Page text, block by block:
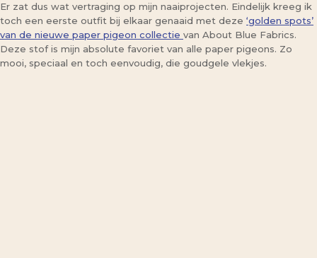
Er zat dus wat vertraging op mijn naaiprojecten. Eindelijk kreeg ik
toch een eerste outfit bij elkaar genaaid met deze ‘golden spots’
van de nieuwe paper pigeon collectie van About Blue Fabrics.
Deze stof is mijn absolute favoriet van alle paper pigeons. Zo
mooi, speciaal en toch eenvoudig, die goudgele vlekjes.